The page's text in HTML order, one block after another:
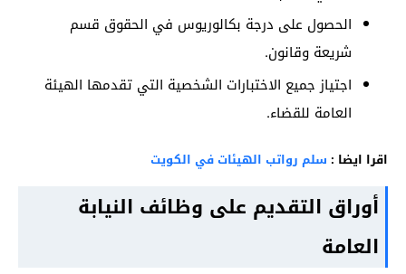
الحصول على درجة بكالوريوس في الحقوق قسم
شريعة وقانون.
اجتياز جميع الاختبارات الشخصية التي تقدمها الهيئة
العامة للقضاء.
اقرا ايضا : سلم رواتب الهيئات في الكويت
أوراق التقديم على وظائف النيابة
العامة